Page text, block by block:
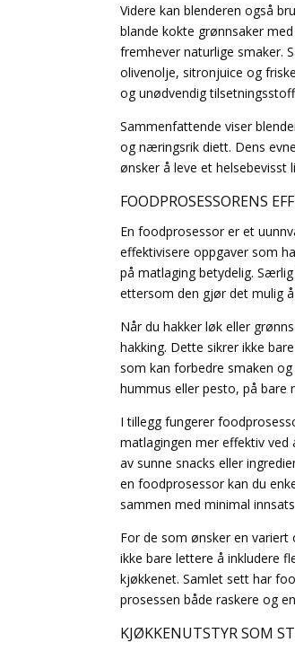
Videre kan blenderen også
blande kokte grønnsaker
fremhever naturlige smaker.
olivenolje, sitronjuice og
og unødvendig
Sammenfattende viser
og næringsrik diett. Dens
ønsker å leve et helsebevisst
FOODPROSESSORENS
En foodprosessor er et
effektivisere oppgaver som
på matlaging betydelig.
ettersom den gjør det mulig
Når du hakker løk eller
hakking. Dette sikrer ikke
som kan forbedre smaken
hummus eller pesto, på
I tillegg fungerer
matlagingen mer effektiv
av sunne snacks eller
en foodprosessor kan du
sammen med minimal
For de som ønsker en
ikke bare lettere å inkludere
kjøkkenet. Samlet sett har
prosessen både raskere og
KJØKKENUTSTYR SOM